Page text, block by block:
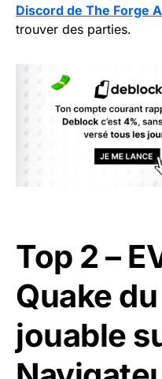
Discord de The Forge
trouver des parties.
Top 2 –
Quake
jouable